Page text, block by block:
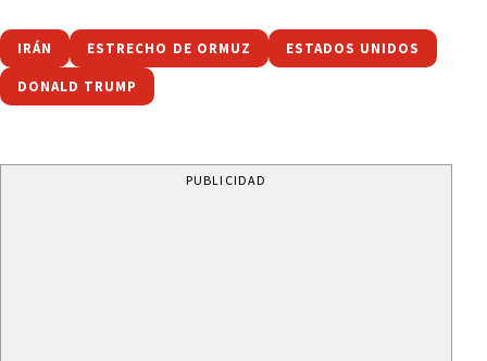
IRÁN ESTRECHO DE ORMUZ ESTADOS UNIDOS
DONALD TRUMP
PUBLICIDAD